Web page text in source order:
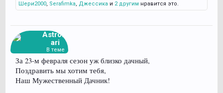
Шери2000, Serafimka, Джессика и 2 другим нравится это.
Astrom
ari
В теме
За 23-м февраля сезон уж близко дачный,
Поздравить мы хотим тебя,
Наш Мужественный Дачник!